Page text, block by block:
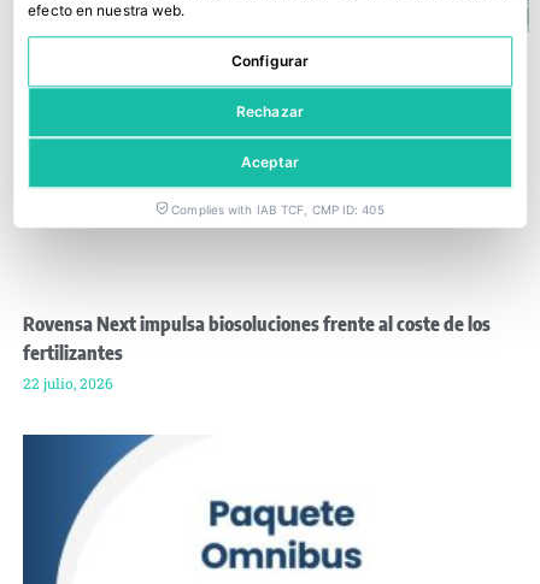
Rovensa Next impulsa biosoluciones frente al coste de los
fertilizantes
22 julio, 2026
efecto en nuestra web.
Configurar
Rechazar
Aceptar
Complies with IAB TCF, CMP ID: 405